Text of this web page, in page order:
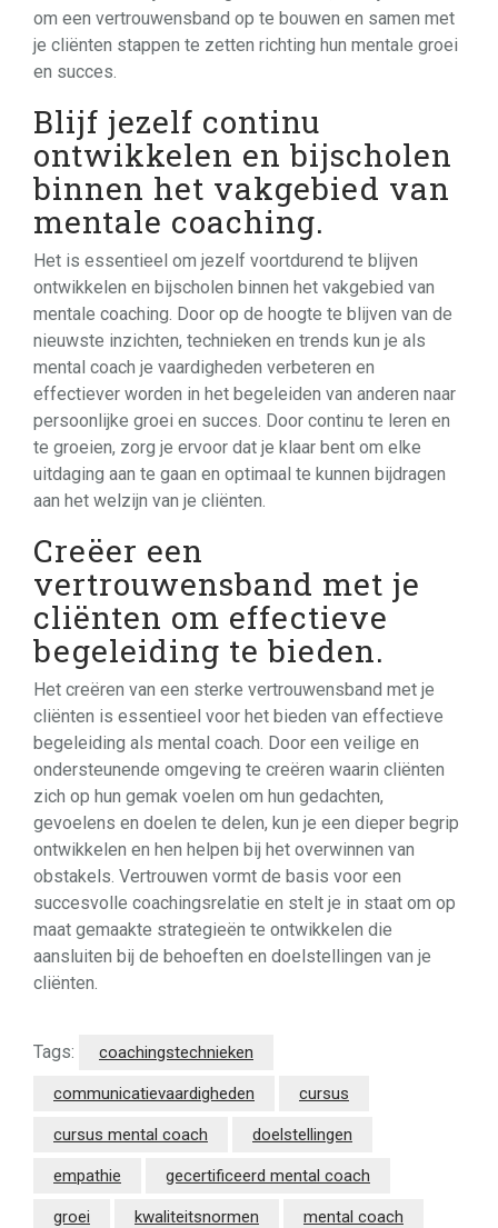
om een vertrouwensband op te bouwen en samen met
je cliënten stappen te zetten richting hun mentale groei
en succes.
Blijf jezelf continu
ontwikkelen en bijscholen
binnen het vakgebied van
mentale coaching.
Het is essentieel om jezelf voortdurend te blijven
ontwikkelen en bijscholen binnen het vakgebied van
mentale coaching. Door op de hoogte te blijven van de
nieuwste inzichten, technieken en trends kun je als
mental coach je vaardigheden verbeteren en
effectiever worden in het begeleiden van anderen naar
persoonlijke groei en succes. Door continu te leren en
te groeien, zorg je ervoor dat je klaar bent om elke
uitdaging aan te gaan en optimaal te kunnen bijdragen
aan het welzijn van je cliënten.
Creëer een
vertrouwensband met je
cliënten om effectieve
begeleiding te bieden.
Het creëren van een sterke vertrouwensband met je
cliënten is essentieel voor het bieden van effectieve
begeleiding als mental coach. Door een veilige en
ondersteunende omgeving te creëren waarin cliënten
zich op hun gemak voelen om hun gedachten,
gevoelens en doelen te delen, kun je een dieper begrip
ontwikkelen en hen helpen bij het overwinnen van
obstakels. Vertrouwen vormt de basis voor een
succesvolle coachingsrelatie en stelt je in staat om op
maat gemaakte strategieën te ontwikkelen die
aansluiten bij de behoeften en doelstellingen van je
cliënten.
Tags: coachingstechnieken
communicatievaardigheden cursus
cursus mental coach doelstellingen
empathie gecertificeerd mental coach
groei kwaliteitsnormen mental coach